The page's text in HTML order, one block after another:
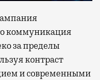
коммуникация
за пределы
контраст
и современными